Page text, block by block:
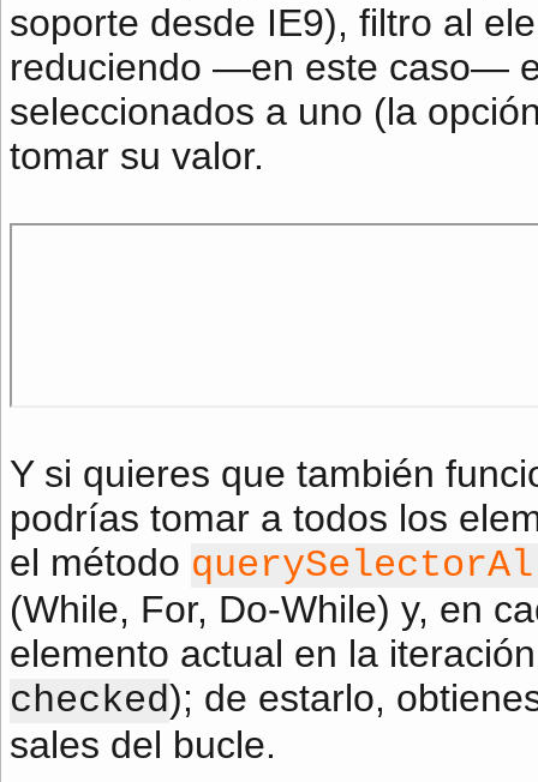
soporte desde IE9), filtro al
reduciendo ―en este caso―
seleccionados a uno (la
tomar su valor.
Y si quieres que también
podrías tomar a todos los
el método
(While, For, Do-While) y, en
elemento actual en la
checked); de estarlo,
sales del bucle.